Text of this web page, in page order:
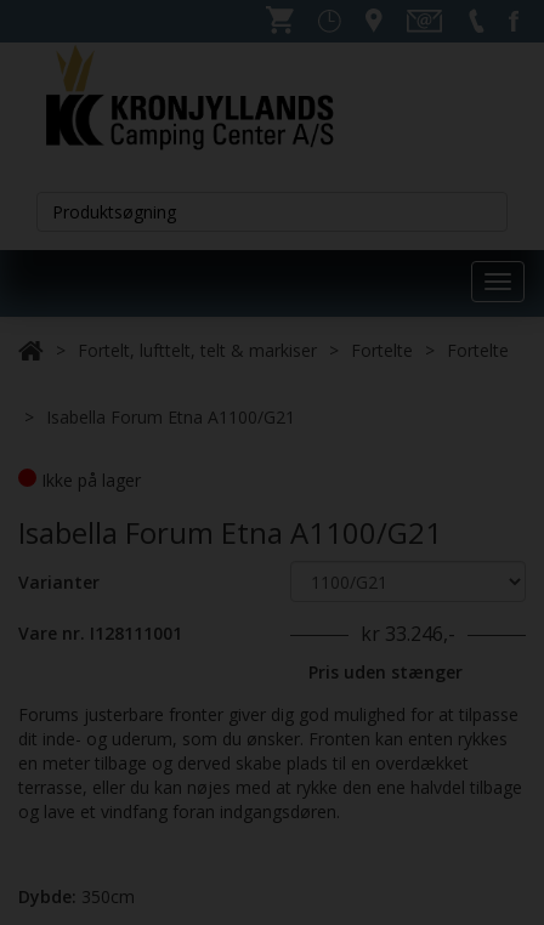
Fortelt, lufttelt, telt & markiser
Fortelte Fortelte
Isabella Forum Etna A1100/G21
Ikke på lager
Isabella Forum Etna A1100/G21
Varianter
Vare nr. I128111001 kr 33.246,-
Pris uden stænger
Forums justerbare fronter giver dig god mulighed for at tilpasse
dit inde- og uderum, som du ønsker. Fronten kan enten rykkes
en meter tilbage og derved skabe plads til en overdækket
terrasse, eller du kan nøjes med at rykke den ene halvdel tilbage
og lave et vindfang foran indgangsdøren.
Dybde: 350cm